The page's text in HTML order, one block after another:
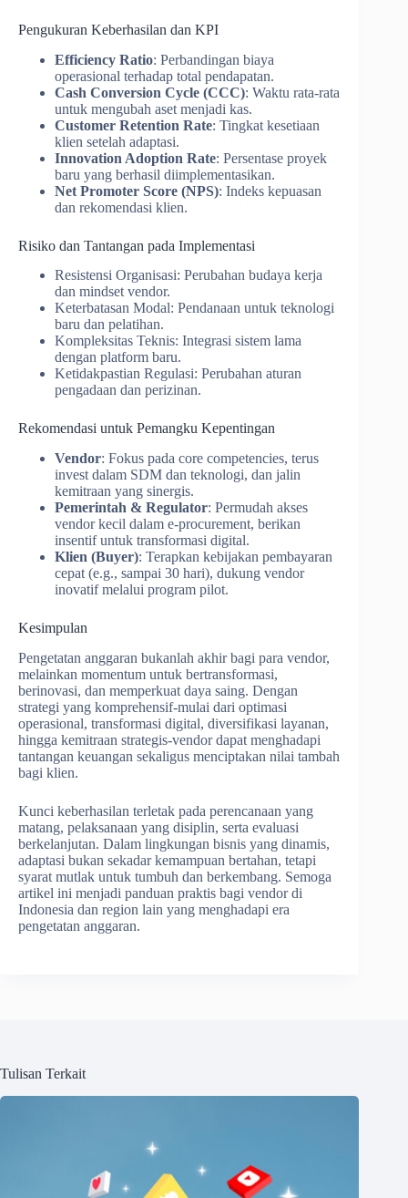
Pengukuran Keberhasilan dan KPI
Efficiency Ratio: Perbandingan biaya
operasional terhadap total pendapatan.
Cash Conversion Cycle (CCC): Waktu rata-rata
untuk mengubah aset menjadi kas.
Customer Retention Rate: Tingkat kesetiaan
klien setelah adaptasi.
Innovation Adoption Rate: Persentase proyek
baru yang berhasil diimplementasikan.
Net Promoter Score (NPS): Indeks kepuasan
dan rekomendasi klien.
Risiko dan Tantangan pada Implementasi
Resistensi Organisasi: Perubahan budaya kerja
dan mindset vendor.
Keterbatasan Modal: Pendanaan untuk teknologi
baru dan pelatihan.
Kompleksitas Teknis: Integrasi sistem lama
dengan platform baru.
Ketidakpastian Regulasi: Perubahan aturan
pengadaan dan perizinan.
Rekomendasi untuk Pemangku Kepentingan
Vendor: Fokus pada core competencies, terus
invest dalam SDM dan teknologi, dan jalin
kemitraan yang sinergis.
Pemerintah & Regulator: Permudah akses
vendor kecil dalam e-procurement, berikan
insentif untuk transformasi digital.
Klien (Buyer): Terapkan kebijakan pembayaran
cepat (e.g., sampai 30 hari), dukung vendor
inovatif melalui program pilot.
Kesimpulan
Pengetatan anggaran bukanlah akhir bagi para vendor,
melainkan momentum untuk bertransformasi,
berinovasi, dan memperkuat daya saing. Dengan
strategi yang komprehensif-mulai dari optimasi
operasional, transformasi digital, diversifikasi layanan,
hingga kemitraan strategis-vendor dapat menghadapi
tantangan keuangan sekaligus menciptakan nilai tambah
bagi klien.
Kunci keberhasilan terletak pada perencanaan yang
matang, pelaksanaan yang disiplin, serta evaluasi
berkelanjutan. Dalam lingkungan bisnis yang dinamis,
adaptasi bukan sekadar kemampuan bertahan, tetapi
syarat mutlak untuk tumbuh dan berkembang. Semoga
artikel ini menjadi panduan praktis bagi vendor di
Indonesia dan region lain yang menghadapi era
pengetatan anggaran.
Tulisan Terkait